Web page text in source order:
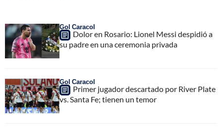
Gol Caracol
Dolor en Rosario: Lionel Messi despidió a
su padre en una ceremonia privada
Gol Caracol
Primer jugador descartado por River Plate
vs. Santa Fe; tienen un temor